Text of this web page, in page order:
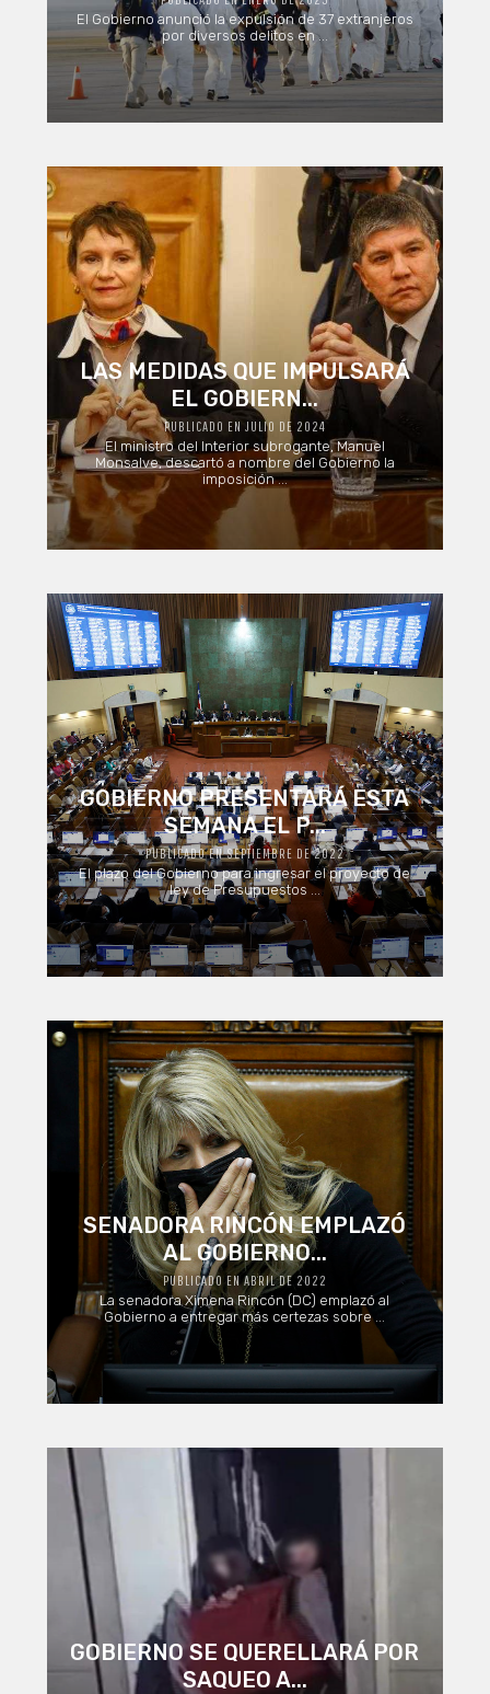
El Gobierno anunció la expulsión de 37 extranjeros
por diversos delitos en ...
LAS MEDIDAS QUE IMPULSARÁ
EL GOBIERN...
PUBLICADO EN JULIO DE 2024
El ministro del Interior subrogante, Manuel
Monsalve, descartó a nombre del Gobierno la
imposición ...
GOBIERNO PRESENTARÁ ESTA
SEMANA EL P...
PUBLICADO EN SEPTIEMBRE DE 2022
El plazo del Gobierno para ingresar el proyecto de
ley de Presupuestos ...
SENADORA RINCÓN EMPLAZÓ
AL GOBIERNO...
PUBLICADO EN ABRIL DE 2022
La senadora Ximena Rincón (DC) emplazó al
Gobierno a entregar más certezas sobre ...
GOBIERNO SE QUERELLARÁ POR
SAQUEO A...